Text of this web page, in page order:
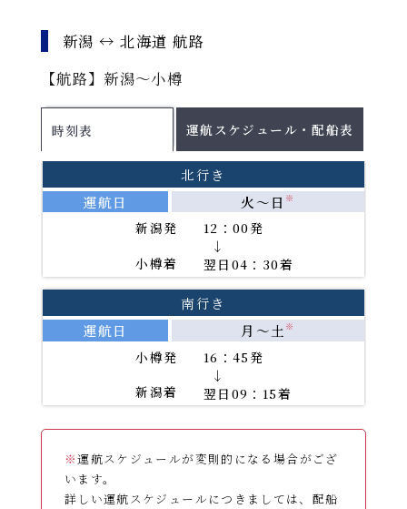
各運航日の船舶名はこちらをご確認ください。
2026年8月
PDF
2026年9月 PDF
PDF
PDF
PDFファイルをご覧になる
には、Adobe(R)Reader(TM)が必要です。
新潟 ↔ 北海道 航路
【航路】新潟～小樽
時刻表
北行き
運航日
火～日 ※
新潟発
小樽着
12：00発
→
翌日04：30着
南行き
運航日
月～土 ※
小樽発
新潟着
16：45発
→
翌日09：15着
※運航スケジュールが変則的になる場合がござ
います。
詳しい運航スケジュールにつきましては、配船
運航スケジュール・配船表